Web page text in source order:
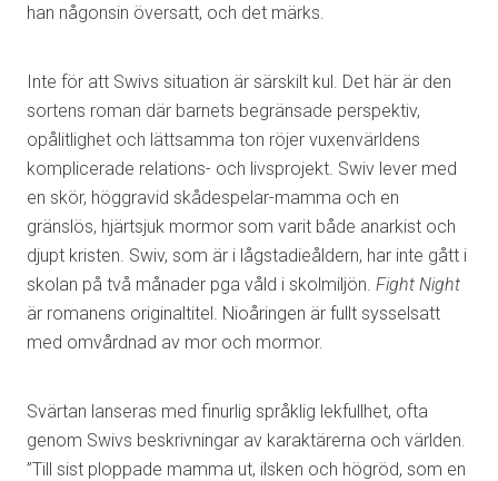
han någonsin översatt, och det märks.
Inte för att Swivs situation är särskilt kul. Det här är den
sortens roman där barnets begränsade perspektiv,
opålitlighet och lättsamma ton röjer vuxenvärldens
komplicerade relations- och livsprojekt. Swiv lever med
en skör, höggravid skådespelar-mamma och en
gränslös, hjärtsjuk mormor som varit både anarkist och
djupt kristen. Swiv, som är i lågstadieåldern, har inte gått i
skolan på två månader pga våld i skolmiljön. Fight Night
är romanens originaltitel. Nioåringen är fullt sysselsatt
med omvårdnad av mor och mormor.
Svärtan lanseras med finurlig språklig lekfullhet, ofta
genom Swivs beskrivningar av karaktärerna och världen.
”Till sist ploppade mamma ut, ilsken och högröd, som en